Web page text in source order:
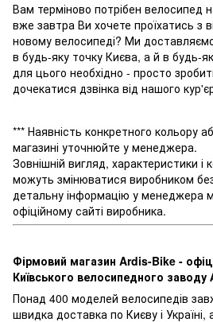
Вам терміново потрібен велосипед
вже завтра Ви хочете проїхатись з
новому велосипеді? Ми
в будь-яку точку Києва, а й в будь-
для цього необхідно - просто
дочекатися дзвінка від нашого
*** Наявність конкретного кольору
магазині уточнюйте у менеджера.
Зовнішній вигляд, характеристики і
можуть змінюватися виробником
детальну інформацію у менеджера
офіційному сайті виробника.
Фірмовий магазин Ardis-Bike -
Київського велосипедного заводу
Понад 400 моделей велосипедів
швидка доставка по Києву і Україні,